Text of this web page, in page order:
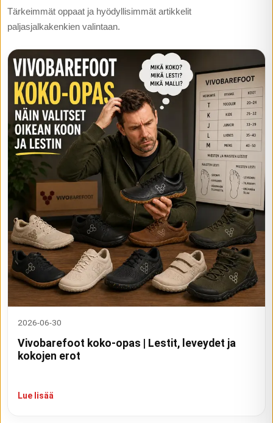
Tärkeimmät oppaat ja hyödyllisimmät artikkelit
paljasjalkakenkien valintaan.
2026-06-30
Vivobarefoot koko-opas | Lestit, leveydet ja
kokojen erot
Lue lisää